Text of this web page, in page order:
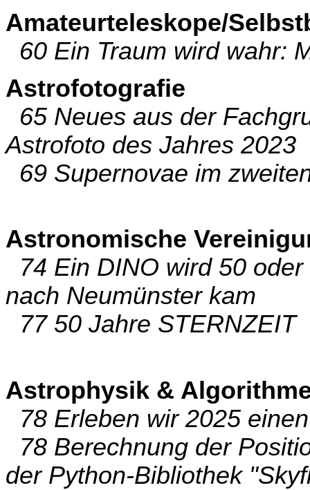
Amateurteleskope/
60 Ein Traum wird wahr:
Astrofotografie
65 Neues aus der
Astrofoto des Jahres 2023
69 Supernovae im
Astronomische
74 Ein DINO wird 50
nach Neumünster kam
77 50 Jahre STERNZEIT
Astrophysik &
78 Erleben wir 2025
78 Berechnung der
der Python-Bibliothek